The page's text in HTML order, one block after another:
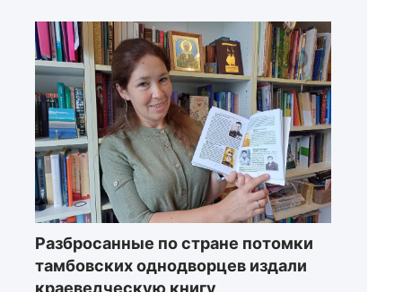
Разбросанные по стране потомки
тамбовских однодворцев издали